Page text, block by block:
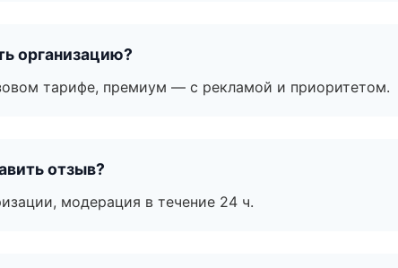
организацию?
тарифе, премиум — с рекламой и приоритетом.
отзыв?
модерация в течение 24 ч.